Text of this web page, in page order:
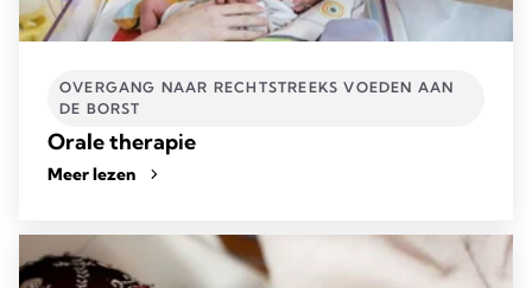
OVERGANG NAAR RECHTSTREEKS VOEDEN AAN
DE BORST
Orale therapie
Meer lezen